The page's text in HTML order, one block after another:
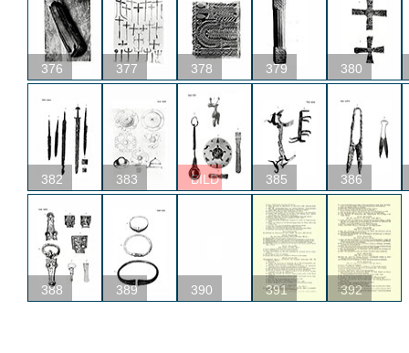
376 377 378 379 380
382 383 BILD 385 386
388 389 390 391 392